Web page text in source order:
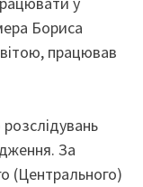
Бориса
працював
За
(Центрального)